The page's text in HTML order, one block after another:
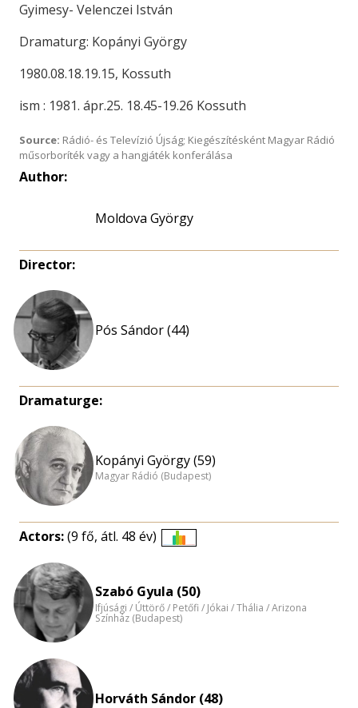
Gyimesy- Velenczei István
Dramaturg: Kopányi György
1980.08.18.19.15, Kossuth
ism : 1981. ápr.25. 18.45-19.26 Kossuth
Source: Rádió- és Televízió Újság; Kiegészítésként Magyar Rádió
műsorboríték vagy a hangjáték konferálása
Author:
Moldova György
Director:
Pós Sándor (44)
Dramaturge:
Kopányi György (59)
Magyar Rádió (Budapest)
Actors:(9 fő, átl. 48 év)
nagyítása
Szabó Gyula (50)
Ifjúsági / Úttörő / Petőfi / Jókai / Thália / Arizona
Színház (Budapest)
Horváth Sándor (48)